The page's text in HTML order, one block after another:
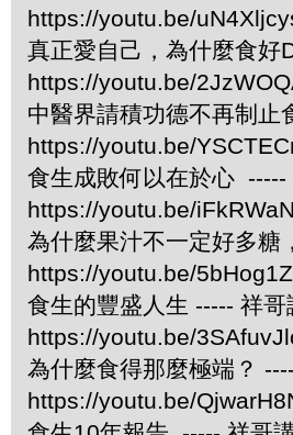
https://youtu.be/
真正愛自己，為什麼食好
https://youtu.be/
中醫界請積功德不再制
https://youtu.be/
食生成敗何以在於心 -----
https://youtu.be/
為什麼果汁不一定好多糖
https://youtu.be/
食生的豐盛人生 ----- 祥哥
https://youtu.be/
為什麼食得那麼極端？
https://youtu.be/